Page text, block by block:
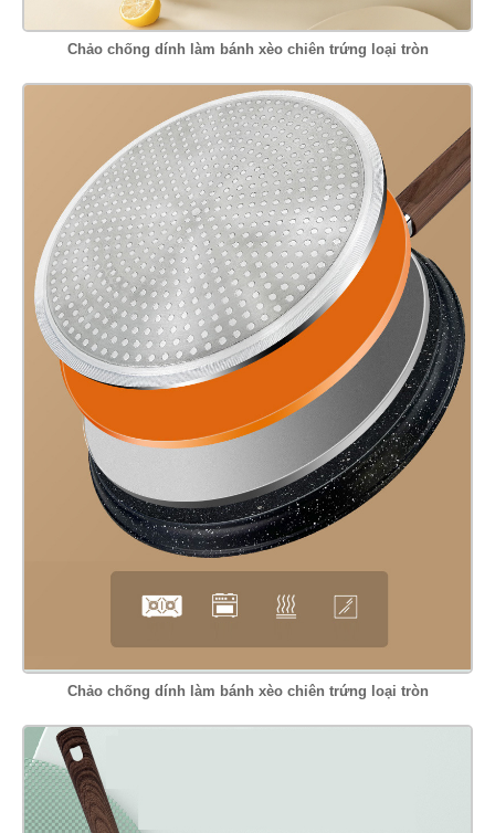
Chảo chống dính làm bánh xèo chiên trứng loại tròn
Chảo chống dính làm bánh xèo chiên trứng loại tròn